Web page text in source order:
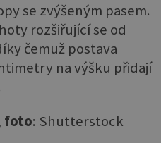
se zvýšeným pasem.
rozšiřující se od
čemuž postava
na výšku přidají
foto: Shutterstock